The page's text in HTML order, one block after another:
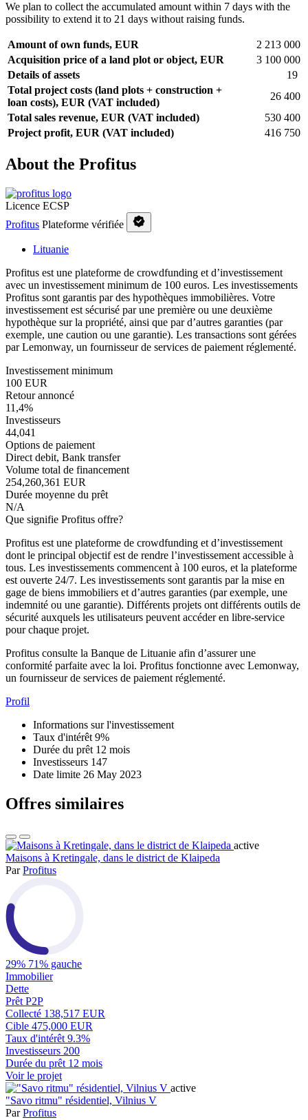
We plan to collect the accumulated amount within 7 days with the
possibility to extend it to 21 days without raising funds.
Amount of own funds, EUR
2 213 000
Acquisition price of a land plot or object, EUR
3 100 000
Details of assets
19
Total project costs (land plots + construction +
loan costs), EUR (VAT included)
26 400
Total sales revenue, EUR (VAT included)
530 400
Project profit, EUR (VAT included)
416 750
About the Profitus
Licence ECSP
Profitus Plateforme vérifiée
Lituanie
Profitus est une plateforme de crowdfunding et d’investissement
avec un investissement minimum de 100 euros. Les investissements
Profitus sont garantis par des hypothèques immobilières. Votre
investissement est sécurisé par une première ou une deuxième
hypothèque sur la propriété, ainsi que par d’autres garanties (par
exemple, une caution ou une garantie). Les transactions sont gérées
par Lemonway, un fournisseur de services de paiement réglementé.
Investissement minimum
100 EUR
Retour annoncé
11,4%
Investisseurs
44,041
Options de paiement
Direct debit, Bank transfer
Volume total de financement
254,260,361 EUR
Durée moyenne du prêt
N/A
Que signifie Profitus offre?
Profitus est une plateforme de crowdfunding et d’investissement
dont le principal objectif est de rendre l’investissement accessible à
tous. Les investissements commencent à 100 euros, et la plateforme
est ouverte 24/7. Les investissements sont garantis par la mise en
gage de biens immobiliers et d’autres garanties (par exemple, une
indemnité ou une garantie). Différents projets ont différents outils de
sécurité auxquels les utilisateurs peuvent accéder en libre-service
pour chaque projet.
Profitus consulte la Banque de Lituanie afin d’assurer une
conformité parfaite avec la loi. Profitus fonctionne avec Lemonway,
un fournisseur de services de paiement réglementé.
Profil
Informations sur l'investissement
Taux d'intérêt 9%
Durée du prêt 12 mois
Investisseurs 147
Date limite 26 May 2023
Offres similaires
active
Maisons à Kretingale, dans le district de Klaipeda
ParProfitus
29% 71% gauche
Immobilier
Dette
Prêt P2P
Collecté 138,517 EUR
Cible 475,000 EUR
Taux d'intérêt 9.3%
Investisseurs 200
Durée du prêt 12 mois
Voir le projet
active
"Savo ritmu" résidentiel, Vilnius V
ParProfitus